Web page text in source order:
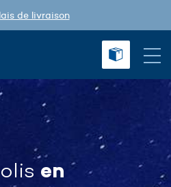
de livraison
en